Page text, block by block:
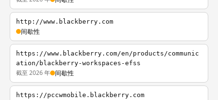
http://www.blackberry.com
间歇性
https://www.blackberry.com/en/products/communic
ation/blackberry-workspaces-efss
截至 2026 年 间歇性
https://pccwmobile.blackberry.com